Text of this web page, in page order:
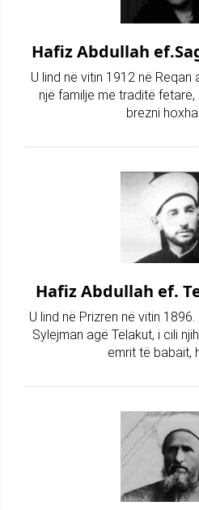
Hafiz Abdullah
U lind në vitin 1912 në Reqan
një familje me traditë
brezni
Hafiz Abdullah ef.
U lind në Prizren në vitin
Sylejman agë Telakut, i cili
emrit të babait,